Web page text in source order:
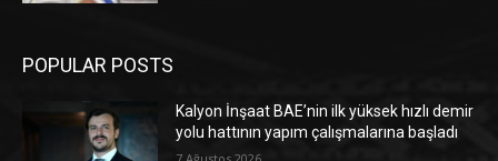
POPULAR POSTS
Kalyon İnşaat BAE’nin ilk yüksek hızlı demir
yolu hattının yapım çalışmalarına başladı